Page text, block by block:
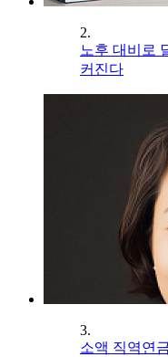
2.
노후 대비로
커진다
3.
소액 직역연